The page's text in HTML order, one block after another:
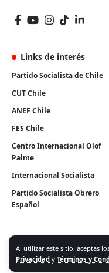
Al utilizar este sitio, aceptas
Privacidad y Términos y
Links de interés
Partido Socialista de Chile
CUT Chile
ANEF Chile
FES Chile
Centro Internacional Olof
Palme
Internacional Socialista
Partido Socialista Obrero
Español
Algunos Derechos